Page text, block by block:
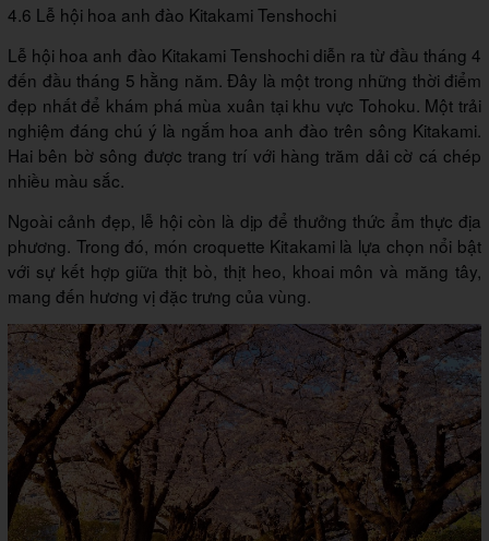
4.6 Lễ hội hoa anh đào Kitakami Tenshochi
Lễ hội hoa anh đào Kitakami Tenshochi diễn ra từ đầu tháng 4
đến đầu tháng 5 hằng năm. Đây là một trong những thời điểm
đẹp nhất để khám phá mùa xuân tại khu vực Tohoku. Một trải
nghiệm đáng chú ý là ngắm hoa anh đào trên sông Kitakami.
Hai bên bờ sông được trang trí với hàng trăm dải cờ cá chép
nhiều màu sắc.
Ngoài cảnh đẹp, lễ hội còn là dịp để thưởng thức ẩm thực địa
phương. Trong đó, món croquette Kitakami là lựa chọn nổi bật
với sự kết hợp giữa thịt bò, thịt heo, khoai môn và măng tây,
mang đến hương vị đặc trưng của vùng.